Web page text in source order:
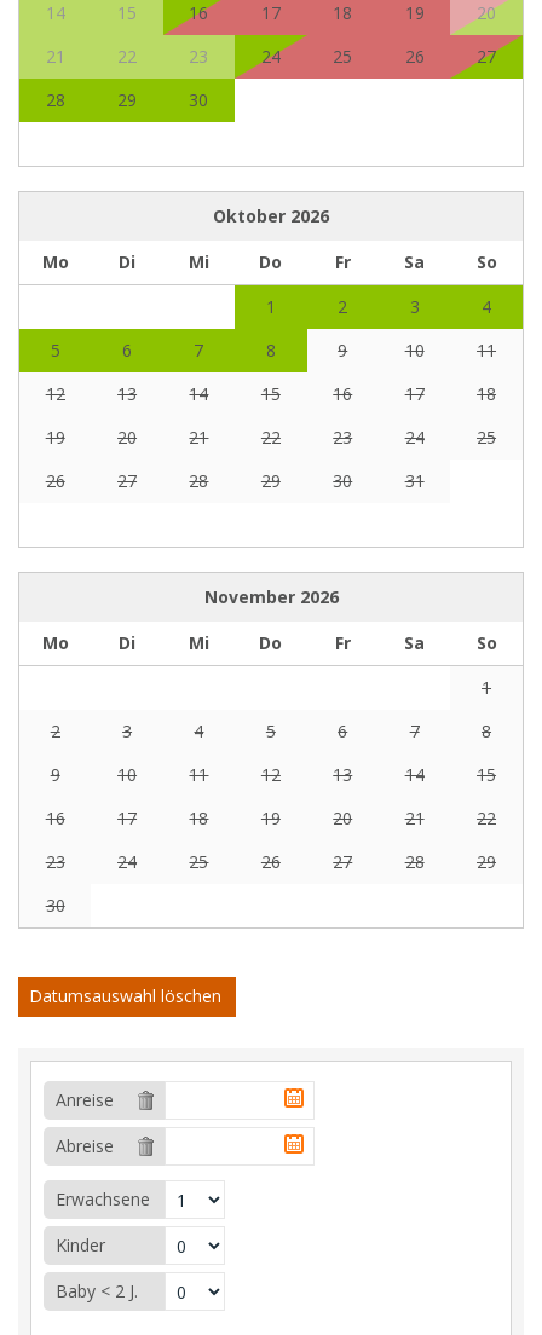
14
15 16 17 18 19
20
21
22 23 24 25 26
27
28
29 30
Oktober 2026
Mo
Di Mi Do Fr Sa
So
1
2 3
4
5
6 7 8 9 10
11
12
13 14 15 16 17
18
19
20 21 22 23 24
25
26
27 28 29 30 31
November 2026
Mo
Di Mi Do Fr Sa
So
1
2
3 4 5 6 7
8
9
10 11 12 13 14
15
16
17 18 19 20 21
22
23
24 25 26 27 28
29
30
Datumsauswahl löschen
Anreise
Abreise
Erwachsene
Kinder
Baby < 2 J.